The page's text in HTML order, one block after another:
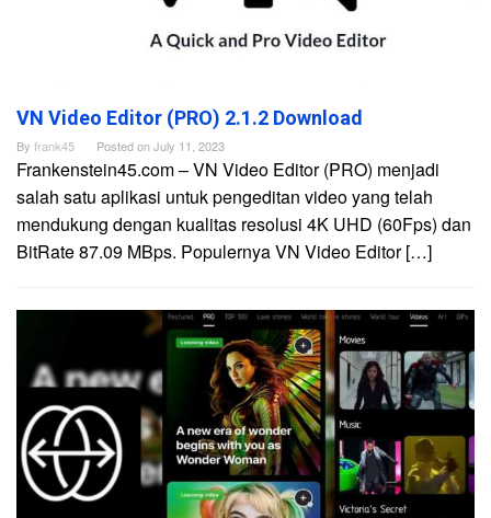
VN Video Editor (PRO) 2.1.2 Download
By frank45 Posted onJuly 11, 2023
Frankenstein45.com – VN Video Editor (PRO) menjadi
salah satu aplikasi untuk pengeditan video yang telah
mendukung dengan kualitas resolusi 4K UHD (60Fps) dan
BitRate 87.09 MBps. Populernya VN Video Editor […]